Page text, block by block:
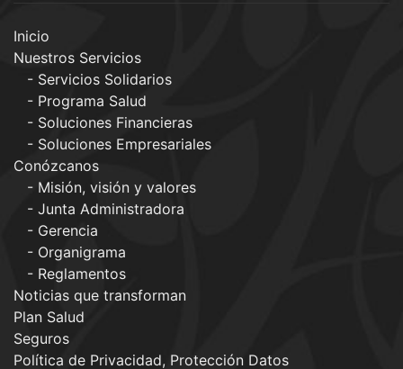
Inicio
Nuestros Servicios
Servicios Solidarios
Programa Salud
Soluciones Financieras
Soluciones Empresariales
Conózcanos
Misión, visión y valores
Junta Administradora
Gerencia
Organigrama
Reglamentos
Noticias que transforman
Plan Salud
Seguros
Política de Privacidad, Protección Datos